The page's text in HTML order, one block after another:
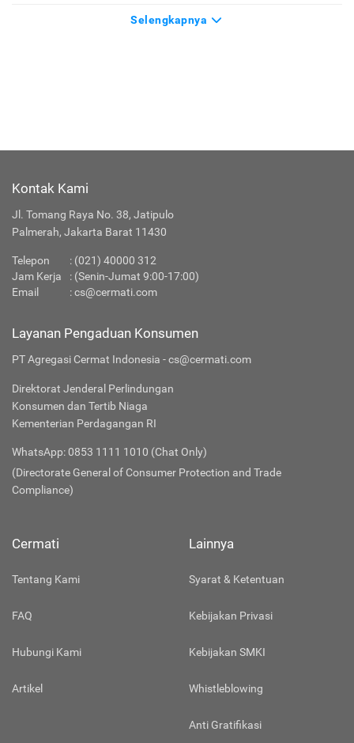
Selengkapnya
Kontak Kami
Jl. Tomang Raya No. 38, Jatipulo
Palmerah, Jakarta Barat 11430
Telepon : (021) 40000 312
Jam Kerja
: (Senin-Jumat 9:00-17:00)
Email
:cs@cermati.com
Layanan Pengaduan Konsumen
PT Agregasi Cermat Indonesia - cs@cermati.com
Direktorat Jenderal Perlindungan
Konsumen dan Tertib Niaga
Kementerian Perdagangan RI
WhatsApp: 0853 1111 1010 (Chat Only)
(Directorate General of Consumer Protection and Trade
Compliance)
Cermati
Tentang Kami
FAQ
Hubungi Kami
Artikel
Lainnya
Syarat & Ketentuan
Kebijakan Privasi
Kebijakan SMKI
Whistleblowing
Anti Gratifikasi